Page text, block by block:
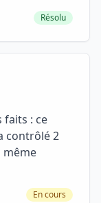
Résolu
faits : ce
contrôlé 2
même
En cours